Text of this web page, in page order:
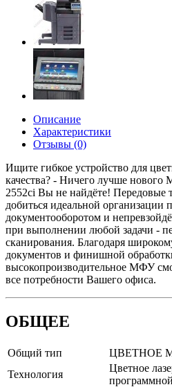
Описание
Характеристики
Отзывы (0)
Ищите гибкое устройство для
качества? - Ничего лучше
2552ci Вы не найдёте! Передовые
добиться идеальной организации
документооборотом и
при выполнении любой задачи -
сканирования. Благодаря
документов и финишной
высокопроизводительное МФУ
все потребности Вашего офиса.
ОБЩЕЕ
Общий тип
ЦВЕТНОЕ
Технология
Цветное